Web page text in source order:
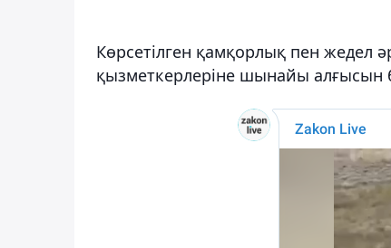
Көрсетілген қамқорлық пен жедел
қызметкерлеріне шынайы алғысын